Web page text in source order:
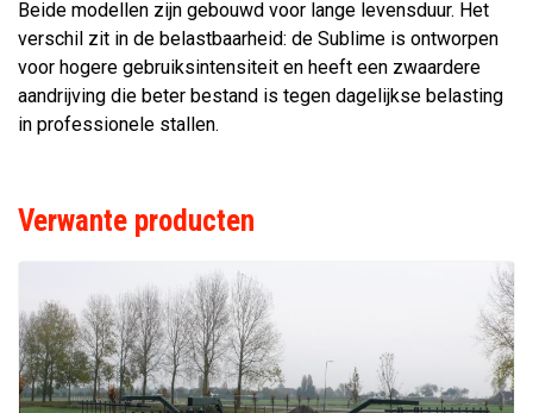
Beide modellen zijn gebouwd voor lange levensduur. Het
verschil zit in de belastbaarheid: de Sublime is ontworpen
voor hogere gebruiksintensiteit en heeft een zwaardere
aandrijving die beter bestand is tegen dagelijkse belasting
in professionele stallen.
Verwante producten